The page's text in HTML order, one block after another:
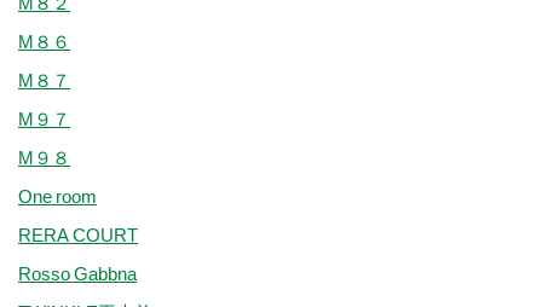
M８６
M８７
M９７
M９８
One room
RERA COURT
Rosso Gabbna